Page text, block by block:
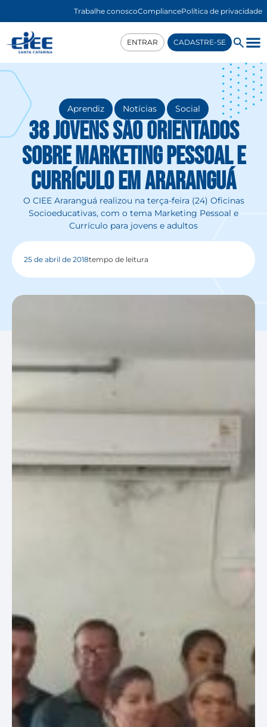
Trabalhe conoscoCompliancePolítica de privacidade
ENTRAR CADASTRE-SE
Aprendiz , Notícias , Social
38 jovens são orientados
sobre Marketing Pessoal e
Currículo em Araranguá
O CIEE Araranguá realizou na terça-feira (24) Oficinas
Socioeducativas, com o tema Marketing Pessoal e
Currículo para jovens e adultos
25 de abril de 2018tempo de leitura